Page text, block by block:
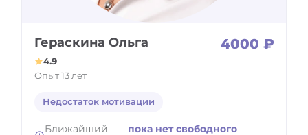
Гераскина Ольга 4000 ₽
4.9
Опыт 13 лет
Недостаток мотивации
Ближайший
пока нет свободного